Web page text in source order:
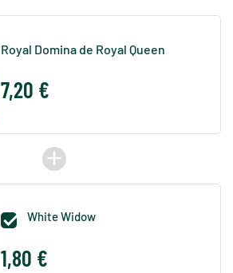
Royal Domina de Royal Queen
7,20 €
add
 White Widow
1,80 €